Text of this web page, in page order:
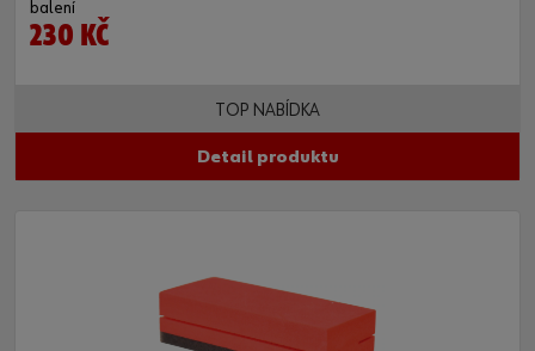
balení
230 KČ
TOP NABÍDKA
Detail produktu